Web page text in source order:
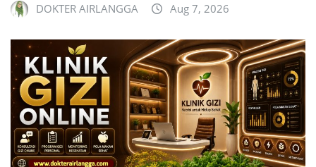
DOKTER AIRLANGGA Aug 7, 2026